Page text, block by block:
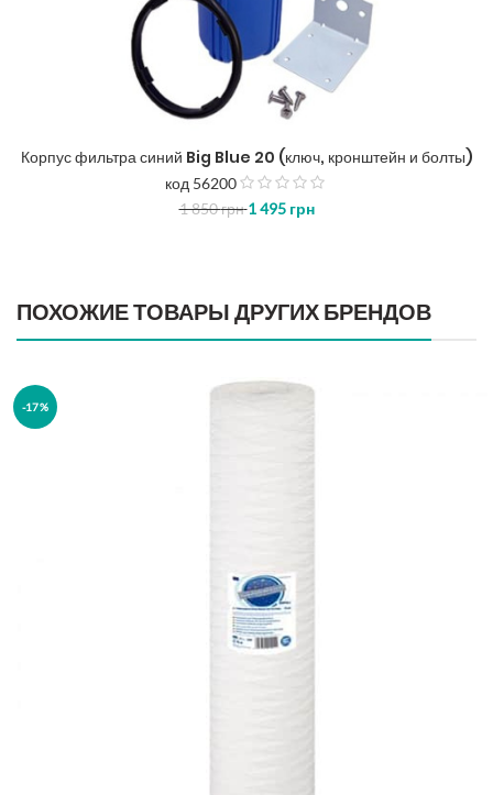
Корпус фильтра синий Big Blue 20 (ключ, кронштейн и болты)
код 56200
1 850грн1 495 грн
ПОХОЖИЕ ТОВАРЫ ДРУГИХ БРЕНДОВ
-17%